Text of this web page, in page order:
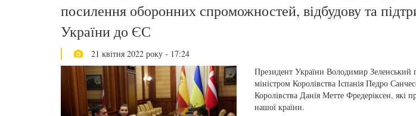
посилення оборонних спроможностей, відбудову та
України до ЄС
21 квітня 2022 року - 17:24
Президент України Володимир Зеленський
міністром Королівства Іспанія Педро
Королівства Данія Метте Фредеріксен, які
нашої країни.